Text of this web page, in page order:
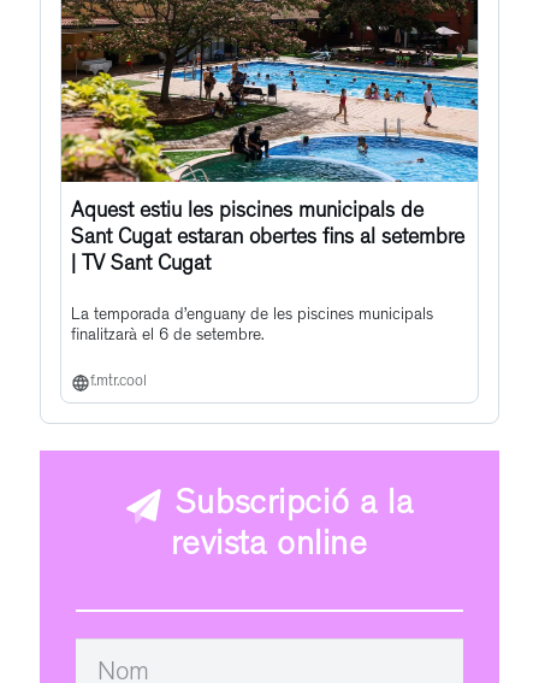
Aquest estiu les piscines municipals de
Sant Cugat estaran obertes fins al setembre
| TV Sant Cugat
La temporada d’enguany de les piscines municipals
finalitzarà el 6 de setembre.
f.mtr.cool
Subscripció a la
revista online